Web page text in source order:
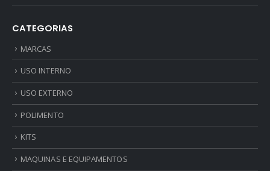
CATEGORIAS
MARCAS
USO INTERNO
USO EXTERNO
POLIMENTO
KITS
MAQUINAS E EQUIPAMENTOS